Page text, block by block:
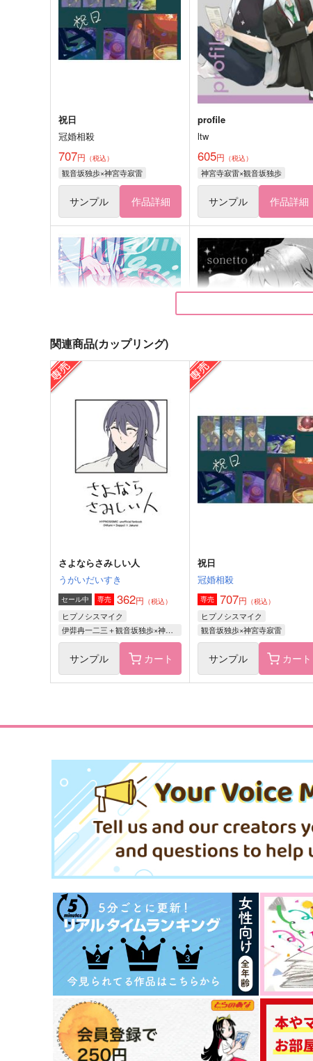
祝日
冠婚相殺
707円 （税込）
観音坂独歩×神宮寺寂雷
サンプル 作品詳細
profile
ltw
605円 （税込）
神宮寺寂雷×観音坂独歩
サンプル 作品詳細
うりの塩漬け
円（税込）
神宮寺寂雷×飴村乱数
サンプル 作品詳細
sonetto
FURNITURE
600円（税込）
神宮寺寂雷×飴村乱数
（税込）
碧棺左馬刻×神宮寺寂雷
サンプル 作品詳細
碧棺左馬刻×神宮寺寂雷
ビー・ウィズ・ユー
バウンダリー
関連商品(カップリング)
さよならさみしい人
うがいだいすき
セール中 専売 362円 （税込）
ヒプノシスマイク
伊弉冉一二三＋観音坂独歩×神宮寺寂雷
サンプル カート
祝日
冠婚相殺
専売 707円 （税込）
ヒプノシスマイク
観音坂独歩×神宮寺寂雷
サンプル カート